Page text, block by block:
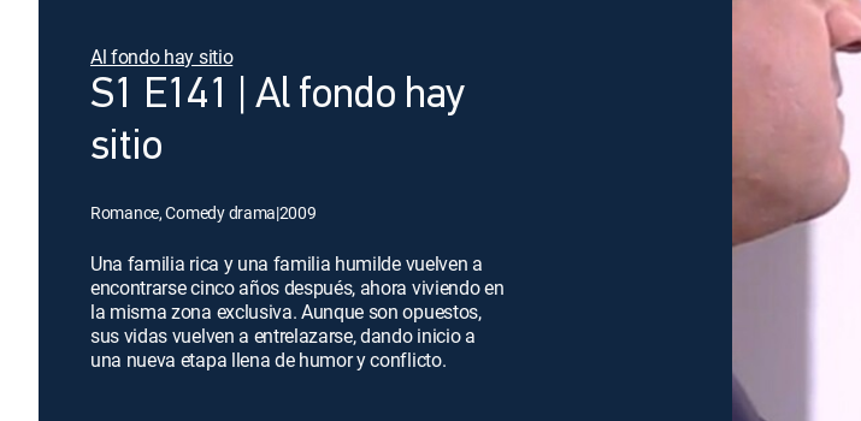
Al fondo hay sitio
S1 E141 | Al fondo hay
sitio
Romance, Comedy drama|2009
Una familia rica y una familia humilde vuelven a
encontrarse cinco años después, ahora viviendo en
la misma zona exclusiva. Aunque son opuestos,
sus vidas vuelven a entrelazarse, dando inicio a
una nueva etapa llena de humor y conflicto.